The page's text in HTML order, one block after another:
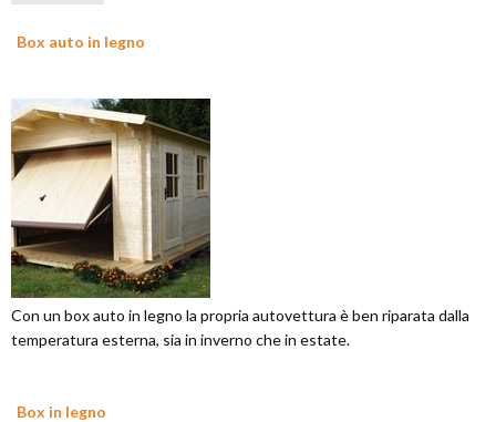
Box auto in legno
Con un box auto in legno la propria autovettura è ben riparata dalla
temperatura esterna, sia in inverno che in estate.
Box in legno